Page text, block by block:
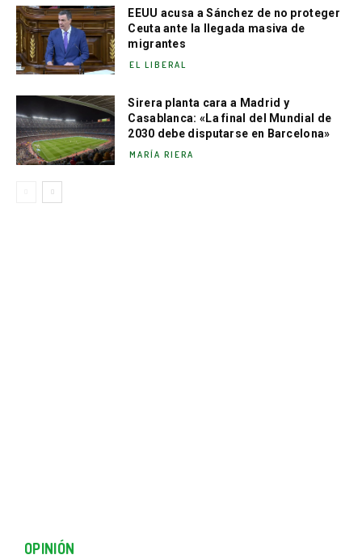
EEUU acusa a Sánchez de no proteger
Ceuta ante la llegada masiva de
migrantes
EL LIBERAL
Sirera planta cara a Madrid y
Casablanca: «La final del Mundial de
2030 debe disputarse en Barcelona»
MARÍA RIERA
OPINIÓN